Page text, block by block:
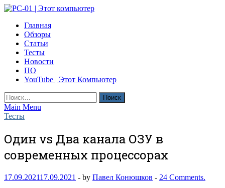
Skip
content
PC-01 | Этот компьютер
Компьютерные новости
Главная
Обзоры
Статьи
Тесты
Новости
ПО
YouTube | Этот Компьютер
Найти:
Main Menu
Тесты
Один vs Два канала ОЗУ в
современных процессорах
17.09.202117.09.2021 - by Павел Конюшков - 24 Comments.